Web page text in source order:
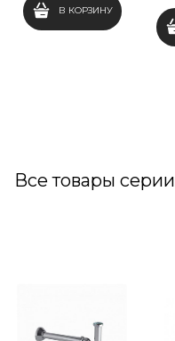
В КОРЗИНУ
Все товары серии